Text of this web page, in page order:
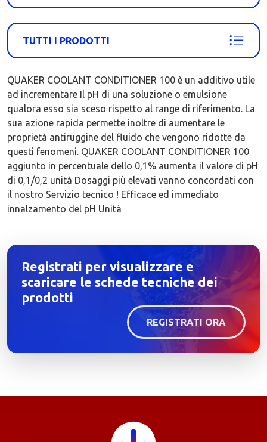
TUTTI I PRODOTTI
QUAKER COOLANT CONDITIONER 100 è un additivo utile
ad incrementare Il pH di una soluzione o emulsione
qualora esso sia sceso rispetto al range di riferimento. La
sua azione rapida permette inoltre di aumentare le
proprietà antiruggine del fluido che vengono ridotte da
questi fenomeni. QUAKER COOLANT CONDITIONER 100
aggiunto in percentuale dello 0,1% aumenta il valore di pH
di 0,1/0,2 unità Dosaggi più elevati vanno concordati con
il nostro Servizio tecnico ! Efficace ed immediato
innalzamento del pH Unità
Registrati per visualizzare e
scaricare le schede tecniche dei
prodotti
REGISTRATI ORA